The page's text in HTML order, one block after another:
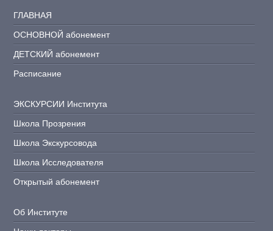
ГЛАВНАЯ
ОСНОВНОЙ абонемент
ДЕТСКИЙ абонемент
Расписание
ЭКСКУРСИИ Института
Школа Прозрения
Школа Экскурсовода
Школа Исследователя
Открытый абонемент
Об Институте